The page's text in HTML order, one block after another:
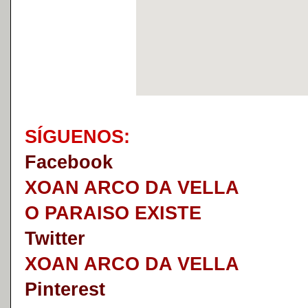
SÍGUENOS:
Facebook
XOAN ARCO DA VELLA
O PARAISO EXISTE
Twitter
XOAN ARCO DA VELLA
Pinterest